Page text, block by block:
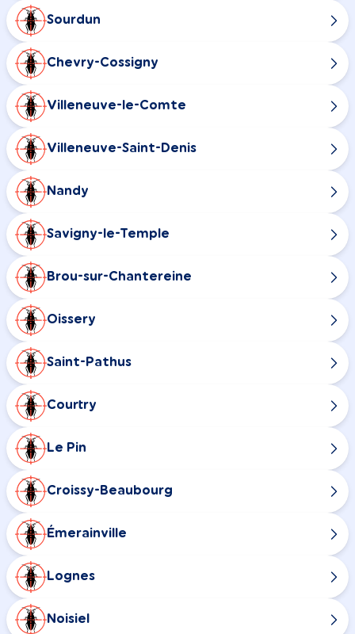
Sourdun
Chevry-Cossigny
Villeneuve-le-Comte
Villeneuve-Saint-Denis
Nandy
Savigny-le-Temple
Brou-sur-Chantereine
Oissery
Saint-Pathus
Courtry
Le Pin
Croissy-Beaubourg
Émerainville
Lognes
Noisiel